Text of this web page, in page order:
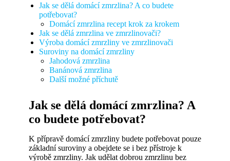
Jak se dělá domácí zmrzlina? A co budete
potřebovat?
Domácí zmrzlina recept krok za krokem
Jak se dělá zmrzlina ve zmrzlinovači?
Výroba domácí zmrzliny ve zmrzlinovači
Suroviny na domácí zmrzliny
Jahodová zmrzlina
Banánová zmrzlina
Další možné příchutě
Jak se dělá domácí zmrzlina? A
co budete potřebovat?
K přípravě domácí zmrzliny budete potřebovat pouze
základní suroviny a obejdete se i bez přístroje k
výrobě zmrzliny. Jak udělat dobrou zmrzlinu bez